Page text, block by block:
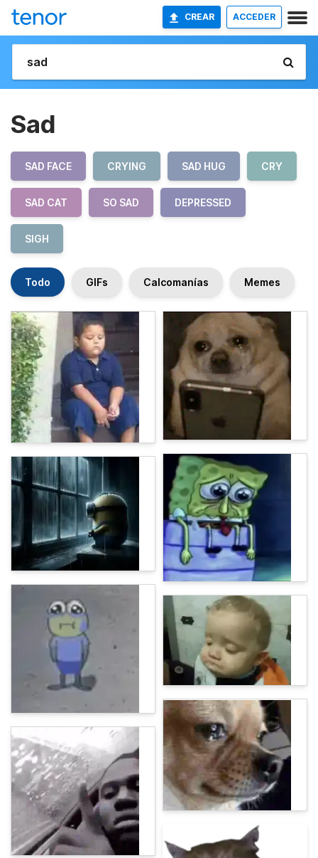
CREAR ACCEDER
Sad
SAD FACE CRYING SAD HUG CRY
SAD CAT SO SAD DEPRESSED
SIGH
Todo GIFs Calcomanías Memes